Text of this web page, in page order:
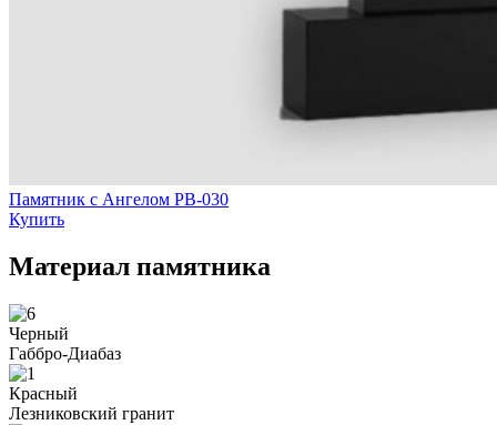
Памятник с Ангелом РВ-030
Купить
Материал памятника
Черный
Габбро-Диабаз
Красный
Лезниковский гранит